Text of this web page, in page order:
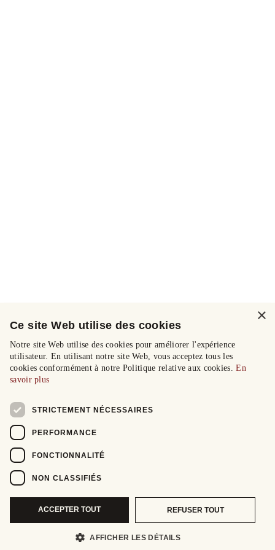
×
Ce site Web utilise des cookies
Notre site Web utilise des cookies pour améliorer l'expérience
utilisateur. En utilisant notre site Web, vous acceptez tous les
cookies conformément à notre Politique relative aux cookies.En
savoir plus
STRICTEMENT NÉCESSAIRES
PERFORMANCE
FONCTIONNALITÉ
NON CLASSIFIÉS
ACCEPTER TOUT REFUSER TOUT
AFFICHER LES DÉTAILS